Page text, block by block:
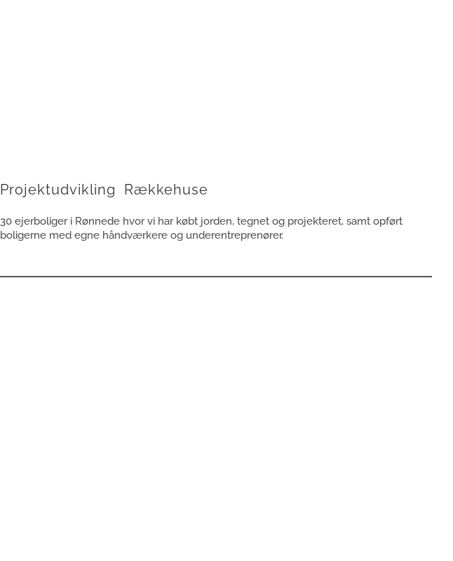
Projektudvikling Rækkehuse
30 ejerboliger i Rønnede hvor vi har købt jorden, tegnet og projekteret, samt opført
boligerne med egne håndværkere og underentreprenører.